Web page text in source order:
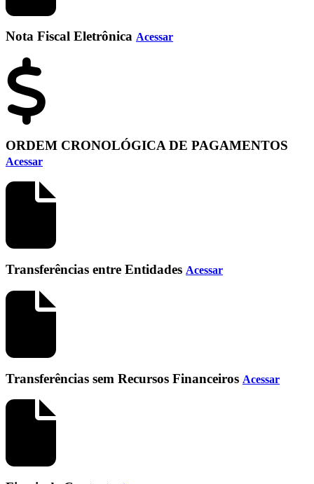
Nota Fiscal Eletrônica Acessar
ORDEM CRONOLÓGICA DE PAGAMENTOS
Acessar
Transferências entre Entidades Acessar
Transferências sem Recursos Financeiros Acessar